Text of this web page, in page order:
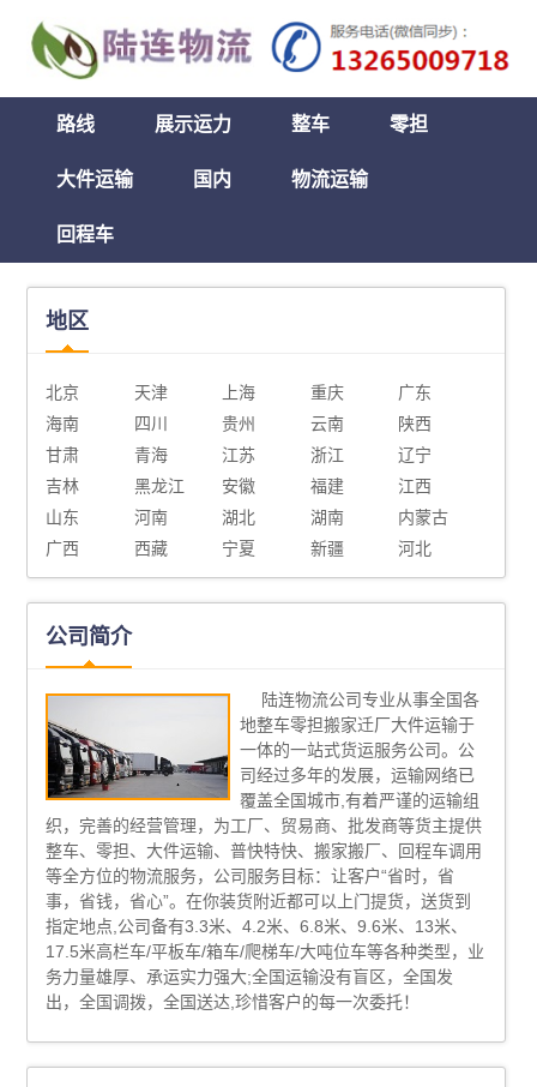
路线 展示运力 整车 零担
大件运输 国内 物流运输
回程车
地区
北京 天津 上海 重庆
广东
海南
四川 贵州 云南
陕西
甘肃
青海 江苏 浙江
辽宁
吉林
黑龙江 安徽 福建
江西
山东
河南 湖北 湖南
内蒙古
广西
西藏 宁夏 新疆 河北
公司简介
陆连物流公司专业从事全国各
地整车零担搬家迁厂大件运输于
一体的一站式货运服务公司。公
司经过多年的发展，运输网络已
覆盖全国城市,有着严谨的运输组
织，完善的经营管理，为工厂、贸易商、批发商等货主提供
整车、零担、大件运输、普快特快、搬家搬厂、回程车调用
等全方位的物流服务，公司服务目标：让客户“省时，省
事，省钱，省心”。在你装货附近都可以上门提货，送货到
指定地点,公司备有3.3米、4.2米、6.8米、9.6米、13米、
17.5米高栏车/平板车/箱车/爬梯车/大吨位车等各种类型，业
务力量雄厚、承运实力强大;全国运输没有盲区，全国发
出，全国调拨，全国送达,珍惜客户的每一次委托！